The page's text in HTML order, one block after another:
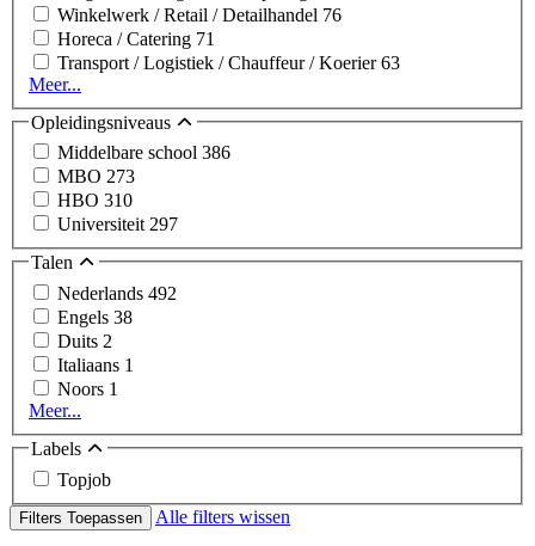
Winkelwerk / Retail / Detailhandel 76
Horeca / Catering 71
Transport / Logistiek / Chauffeur / Koerier63
Meer...
Opleidingsniveaus
Middelbare school 386
MBO 273
HBO 310
Universiteit297
Talen
Nederlands 492
Engels 38
Duits 2
Italiaans 1
Noors 1
Meer...
Labels
Topjob
Filters Toepassen Alle filters wissen